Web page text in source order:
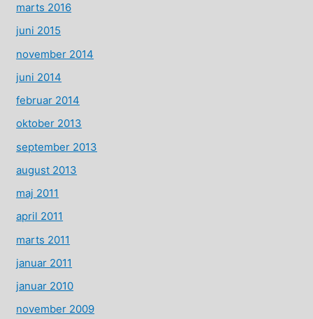
marts 2016
juni 2015
november 2014
juni 2014
februar 2014
oktober 2013
september 2013
august 2013
maj 2011
april 2011
marts 2011
januar 2011
januar 2010
november 2009